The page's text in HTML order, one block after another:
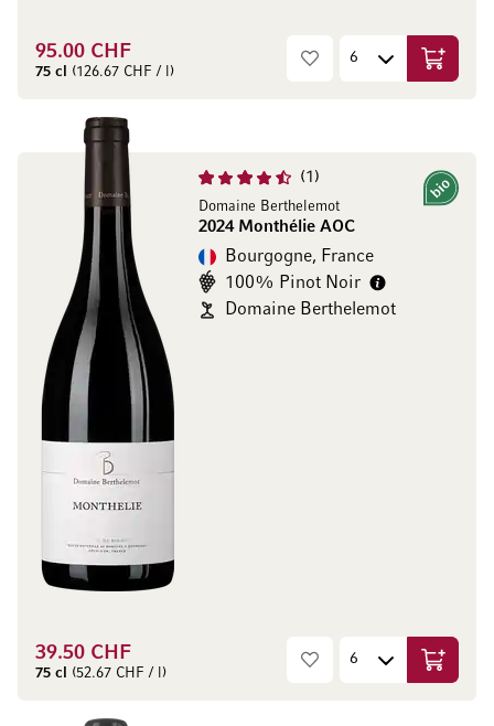
95.00 CHF
75 cl (126.67 CHF / l) Ajouter
1
Domaine Berthelemot
2024 Monthélie AOC
Bio
Bourgogne, France
100% Pinot Noir
Domaine Berthelemot
39.50 CHF
75 cl (52.67 CHF / l) Ajouter